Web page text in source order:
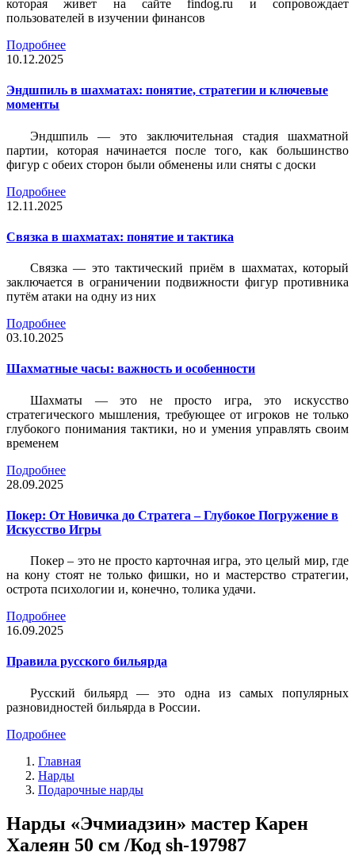
которая живет на сайте findog.ru и сопровождает
пользователей в изучении финансов
Подробнее
10.12.2025
Эндшпиль в шахматах: понятие, стратегии и ключевые
моменты
Эндшпиль — это заключительная стадия шахматной
партии, которая начинается после того, как большинство
фигур с обеих сторон были обменены или сняты с доски
Подробнее
12.11.2025
Связка в шахматах: понятие и тактика
Связка — это тактический приём в шахматах, который
заключается в ограничении подвижности фигур противника
путём атаки на одну из них
Подробнее
03.10.2025
Шахматные часы: важность и особенности
Шахматы — это не просто игра, это искусство
стратегического мышления, требующее от игроков не только
глубокого понимания тактики, но и умения управлять своим
временем
Подробнее
28.09.2025
Покер: От Новичка до Стратега – Глубокое Погружение в
Искусство Игры
Покер – это не просто карточная игра, это целый мир, где
на кону стоят не только фишки, но и мастерство стратегии,
острота психологии и, конечно, толика удачи.
Подробнее
16.09.2025
Правила русского бильярда
Русский бильярд — это одна из самых популярных
разновидностей бильярда в России.
Подробнее
Главная
Нарды
Подарочные нарды
Нарды «Эчмиадзин» мастер Карен
Халеян 50 см /Код sh-197987